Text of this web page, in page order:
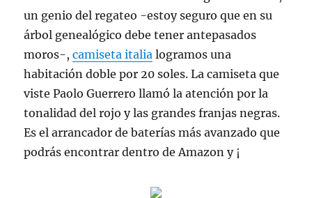
un genio del regateo -estoy seguro que en su
árbol genealógico debe tener antepasados
moros-,camiseta italia logramos una
habitación doble por 20 soles. La camiseta que
viste Paolo Guerrero llamó la atención por la
tonalidad del rojo y las grandes franjas negras.
Es el arrancador de baterías más avanzado que
podrás encontrar dentro de Amazon y ¡